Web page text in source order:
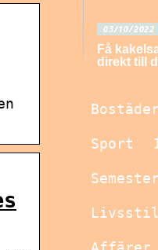
03/10/2022
Få
direkt till
Bostäder
Sport
Semester
Livsstil